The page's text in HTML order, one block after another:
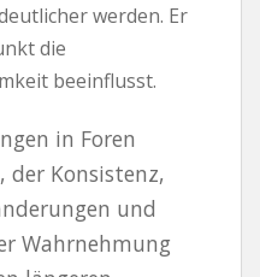
werden. Er
die
beeinflusst.
in Foren
der Konsistenz,
und
Wahrnehmung